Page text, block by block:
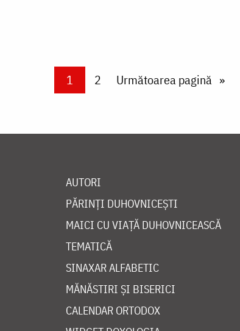
Current page
1 Page
2 Next page
Următoarea pagină
AUTORI
PĂRINȚI DUHOVNICEȘTI
MAICI CU VIAȚĂ DUHOVNICEASCĂ
TEMATICĂ
SINAXAR ALFABETIC
MĂNĂSTIRI ȘI BISERICI
CALENDAR ORTODOX